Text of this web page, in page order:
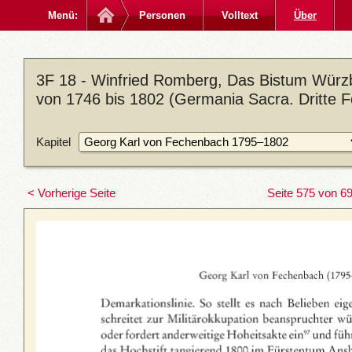
Menü: Personen Volltext Über
3F 18 - Winfried Romberg, Das Bistum
von 1746 bis 1802 (Germania Sacra. Dritte
Kapitel
< Vorherige Seite Seite 575 von